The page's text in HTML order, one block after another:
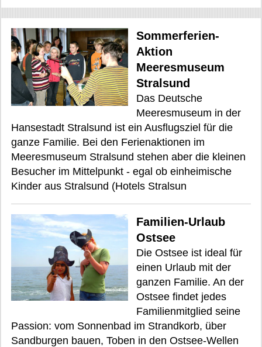
Sommerferien-
Aktion
Meeresmuseum
Stralsund
Das Deutsche
Meeresmuseum in der
Hansestadt Stralsund ist ein Ausflugsziel für die
ganze Familie. Bei den Ferienaktionen im
Meeresmuseum Stralsund stehen aber die kleinen
Besucher im Mittelpunkt - egal ob einheimische
Kinder aus Stralsund (Hotels Stralsun
Familien-Urlaub
Ostsee
Die Ostsee ist ideal für
einen Urlaub mit der
ganzen Familie. An der
Ostsee findet jedes
Familienmitglied seine
Passion: vom Sonnenbad im Strandkorb, über
Sandburgen bauen, Toben in den Ostsee-Wellen